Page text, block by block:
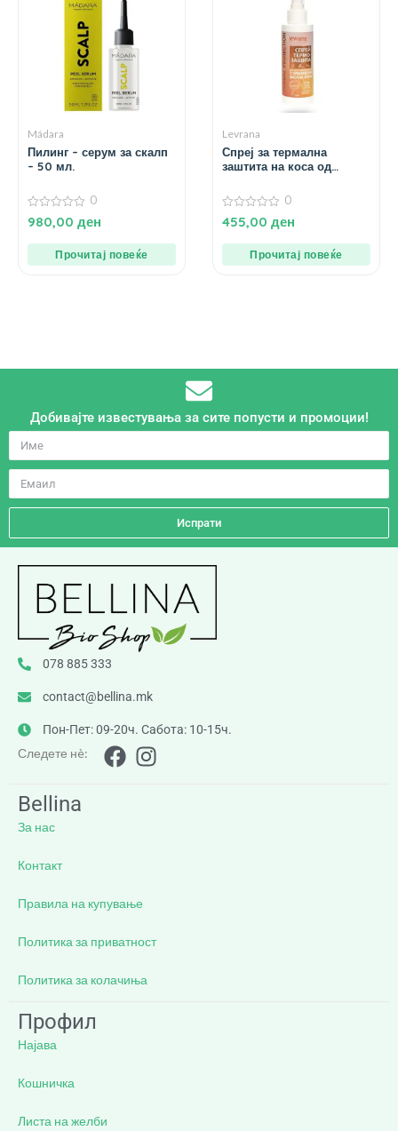
Mádara
Пилинг – серум за скалп
– 50 мл.
0
од
0
980,00 ден
Прочитај повеќе
Levrana
Спреј за термална
заштита на коса од
мл.
0
од
0
455,00 ден
Прочитај повеќе
Добивајте известувања за сите попусти и промоции!
Испрати
078 885 333
contact@bellina.mk
Пон-Пет: 09-20ч. Сабота: 10-15ч.
Следете нè:
Bellina
За нас
Контакт
Правила на купување
Политика за приватност
Политика за колачиња
Профил
Најава
Кошничка
Листа на желби